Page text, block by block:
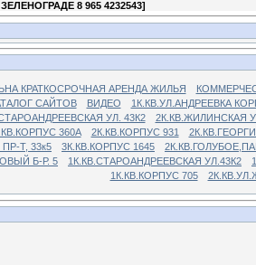
8 965 4232543]
КРАТКОСРОЧНАЯ АРЕНДА ЖИЛЬЯ
САЙТОВ ВИДЕО
1К.КВ.УЛ.АНДРЕЕВКА
УЛ. 43К2
2К.КВ.ЖИЛИНСКАЯ
360А 2К.КВ.КОРПУС 931
Т, 33к5
3К.КВ.КОРПУС 1645
Б-Р. 5
1К.КВ.СТАРОАНДРЕЕВСКАЯ УЛ.43К2
1К.КВ.КОРПУС 705